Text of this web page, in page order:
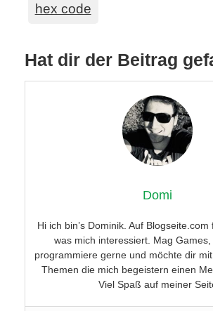
hex code
Hat dir der Beitrag
Domi
Hi ich bin’s Dominik. Auf
was mich interessiert. Mag Games,
programmiere gerne und möchte dir
Themen die mich begeistern einen
Viel Spaß auf meiner